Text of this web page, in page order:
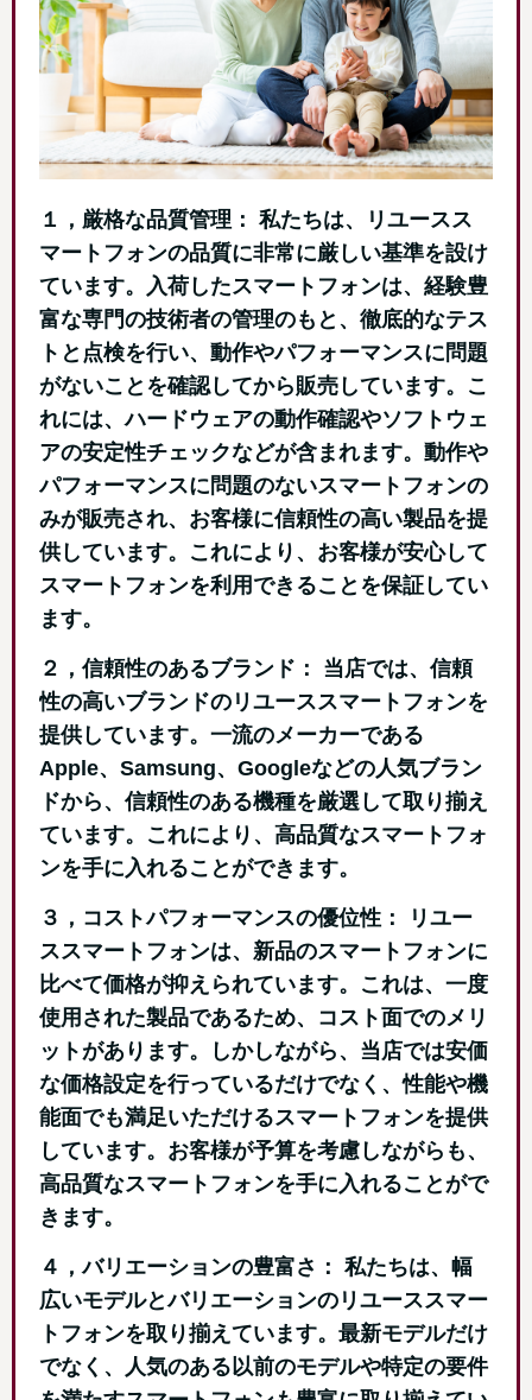
１，厳格な品質管理： 私たちは、リユースス
マートフォンの品質に非常に厳しい基準を設け
ています。入荷したスマートフォンは、経験豊
富な専門の技術者の管理のもと、徹底的なテス
トと点検を行い、動作やパフォーマンスに問題
がないことを確認してから販売しています。こ
れには、ハードウェアの動作確認やソフトウェ
アの安定性チェックなどが含まれます。動作や
パフォーマンスに問題のないスマートフォンの
みが販売され、お客様に信頼性の高い製品を提
供しています。これにより、お客様が安心して
スマートフォンを利用できることを保証してい
ます。
２，信頼性のあるブランド： 当店では、信頼
性の高いブランドのリユーススマートフォンを
提供しています。一流のメーカーである
Apple、Samsung、Googleなどの人気ブラン
ドから、信頼性のある機種を厳選して取り揃え
ています。これにより、高品質なスマートフォ
ンを手に入れることができます。
３，コストパフォーマンスの優位性： リユー
ススマートフォンは、新品のスマートフォンに
比べて価格が抑えられています。これは、一度
使用された製品であるため、コスト面でのメリ
ットがあります。しかしながら、当店では安価
な価格設定を行っているだけでなく、性能や機
能面でも満足いただけるスマートフォンを提供
しています。お客様が予算を考慮しながらも、
高品質なスマートフォンを手に入れることがで
きます。
４，バリエーションの豊富さ： 私たちは、幅
広いモデルとバリエーションのリユーススマー
トフォンを取り揃えています。最新モデルだけ
でなく、人気のある以前のモデルや特定の要件